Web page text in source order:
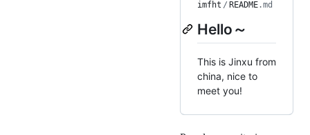
imfht / README.md
Hello～
This is Jinxu from
china, nice to
meet you!